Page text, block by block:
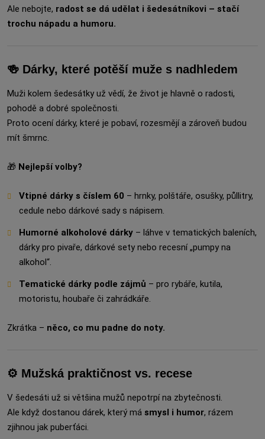
Ale nebojte, radost se dá udělat i šedesátníkovi – stačí
trochu nápadu a humoru.
🍻 Dárky, které potěší muže s nadhledem
Muži kolem šedesátky už vědí, že život je hlavně o radosti,
pohodě a dobré společnosti.
Proto ocení dárky, které je pobaví, rozesmějí a zároveň budou
mít šmrnc.
🎁 Nejlepší volby?
Vtipné dárky s číslem 60 – hrnky, polštáře, osušky, půllitry,
cedule nebo dárkové sady s nápisem.
Humorné alkoholové dárky– láhve v tematických baleních,
dárky pro pivaře, dárkové sety nebo recesní „pumpy na
alkohol“.
Tematické dárky podle zájmů – pro rybáře, kutila,
motoristu, houbaře či zahrádkáře.
Zkrátka – něco, co mu padne do noty.
⚙️ Mužská praktičnost vs. recese
V šedesáti už si většina mužů nepotrpí na zbytečnosti.
Ale když dostanou dárek, který má smysl i humor, rázem
zjihnou jak puberťáci.